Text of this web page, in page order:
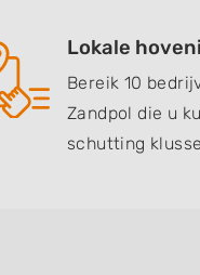
Lokale
Bereik 10
Zandpol die u
schutting